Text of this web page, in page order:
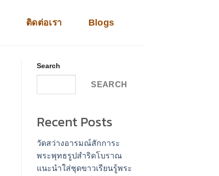
ติดต่อเรา Blogs
Search
SEARCH
Recent Posts
วัดสว่างอารมณ์สักการะ
พระพุทธรูปสำริดโบราณ
แนะนำใส่ชุดขาวเรียนรู้พระ